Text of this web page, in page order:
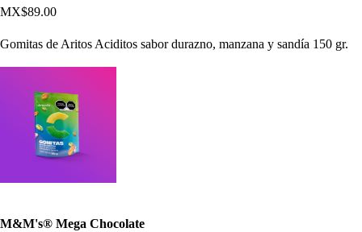
MX$89.00
Gomitas de Aritos Aciditos sabor durazno, manzana y sandía 150 gr.
M&M's® Mega Chocolate